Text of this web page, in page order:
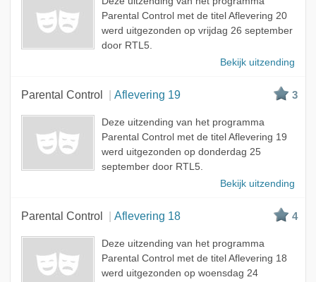
Parental Control met de titel Aflevering 20
werd uitgezonden op vrijdag 26 september
door RTL5.
Bekijk uitzending
Parental Control Aflevering 19 3
Deze uitzending van het programma
Parental Control met de titel Aflevering 19
werd uitgezonden op donderdag 25
september door RTL5.
Bekijk uitzending
Parental Control Aflevering 18 4
Deze uitzending van het programma
Parental Control met de titel Aflevering 18
werd uitgezonden op woensdag 24